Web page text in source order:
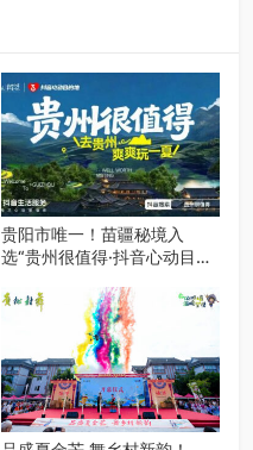
贵阳市唯一！苗疆秘境入
选“贵州很值得·抖音心动目的
赴一场秘境之约